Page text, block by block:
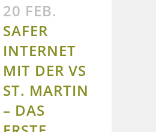
20 FEB.
SAFER
INTERNET
MIT DER VS
ST. MARTIN
– DAS